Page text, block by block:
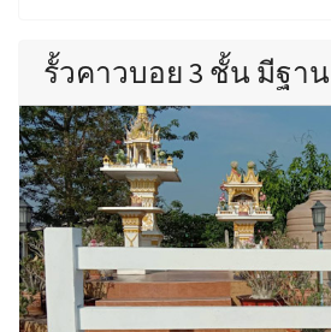
รั้วคาวบอย 3 ชั้น มีฐาน